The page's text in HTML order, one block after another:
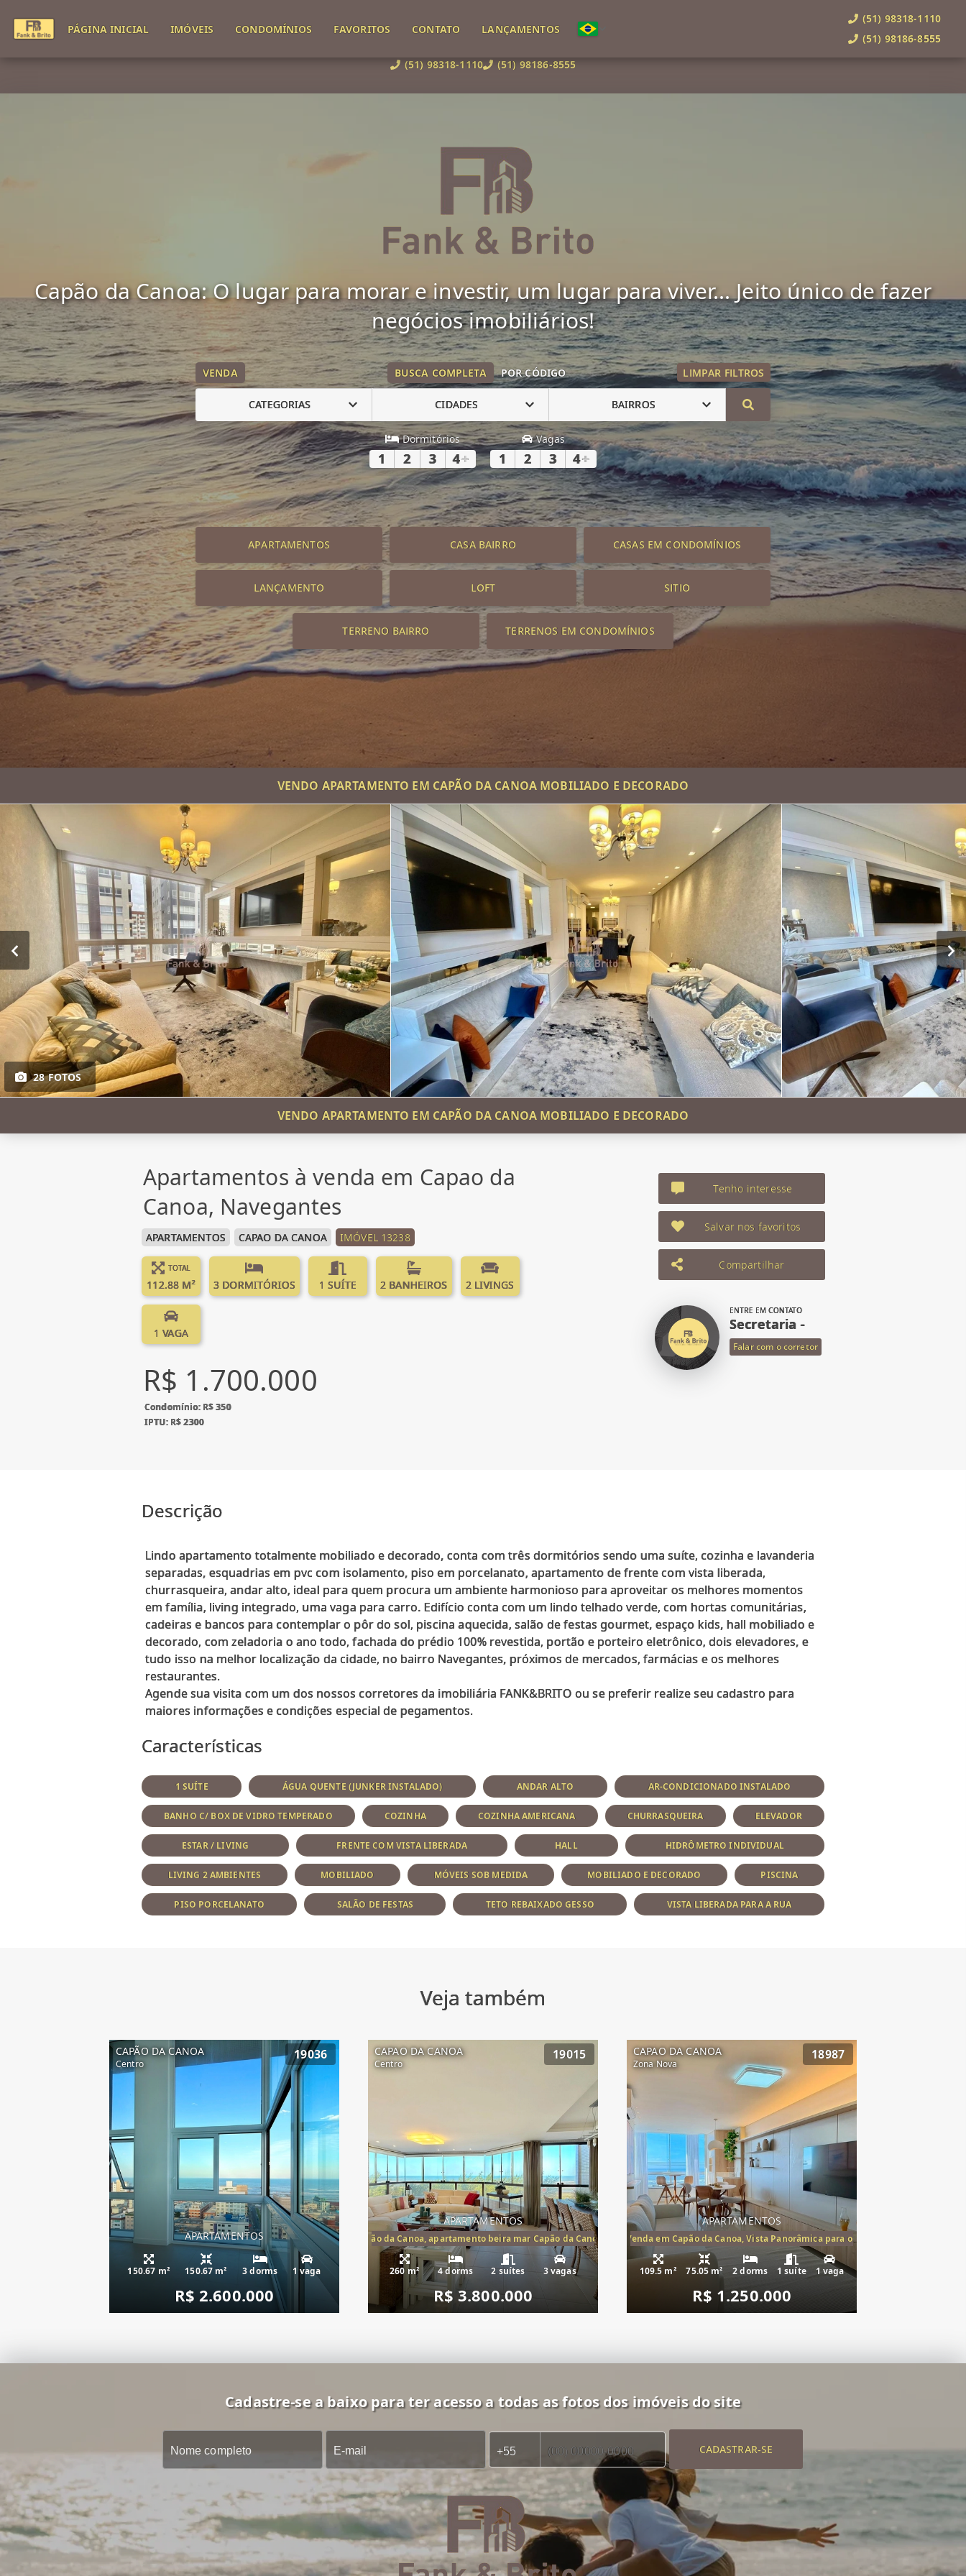
(51) 98318-1110 (51) 98186-8555
PÁGINA INICIAL IMÓVEIS CONDOMÍNIOS FAVORITOS CONTATO LANÇAMENTOS
(51) 98318-1110
(51) 98186-8555
Capão da Canoa: O lugar para morar e investir, um lugar para viver... Jeito único de fazer
negócios imobiliários!
VENDA BUSCA COMPLETA POR CÓDIGO LIMPAR FILTROS
CATEGORIAS CIDADES BAIRROS
Dormitórios
1 2 3 4+
Vagas
1 2 3 4+
APARTAMENTOS CASA BAIRRO CASAS EM CONDOMÍNIOS
LANÇAMENTO LOFT SITIO
TERRENO BAIRRO TERRENOS EM CONDOMÍNIOS
VENDO APARTAMENTO EM CAPÃO DA CANOA MOBILIADO E DECORADO
28 FOTOS
VENDO APARTAMENTO EM CAPÃO DA CANOA MOBILIADO E DECORADO
Apartamentos à venda em Capao da
Canoa, Navegantes
APARTAMENTOS CAPAO DA CANOA IMÓVEL 13238
TOTAL
112.88 M² 3 DORMITÓRIOS 1 SUÍTE 2 BANHEIROS 2 LIVINGS
1 VAGA
R$ 1.700.000
Condomínio: R$ 350
IPTU: R$ 2300
Tenho interesse
Salvar nos favoritos
Compartilhar
ENTRE EM CONTATO
Secretaria -
Falar com o corretor
Descrição
Lindo apartamento totalmente mobiliado e decorado, conta com três dormitórios sendo uma suíte, cozinha e lavanderia
separadas, esquadrias em pvc com isolamento, piso em porcelanato, apartamento de frente com vista liberada,
churrasqueira, andar alto, ideal para quem procura um ambiente harmonioso para aproveitar os melhores momentos
em família, living integrado, uma vaga para carro. Edifício conta com um lindo telhado verde, com hortas comunitárias,
cadeiras e bancos para contemplar o pôr do sol, piscina aquecida, salão de festas gourmet, espaço kids, hall mobiliado e
decorado, com zeladoria o ano todo, fachada do prédio 100% revestida, portão e porteiro eletrônico, dois elevadores, e
tudo isso na melhor localização da cidade, no bairro Navegantes, próximos de mercados, farmácias e os melhores
restaurantes.
Agende sua visita com um dos nossos corretores da imobiliária FANK&BRITO ou se preferir realize seu cadastro para
Características
1 SUÍTE ÁGUA QUENTE (JUNKER INSTALADO) ANDAR ALTO AR-CONDICIONADO INSTALADO
BANHO C/ BOX DE VIDRO TEMPERADO COZINHA COZINHA AMERICANA CHURRASQUEIRA ELEVADOR
ESTAR / LIVING FRENTE COM VISTA LIBERADA HALL HIDRÔMETRO INDIVIDUAL
LIVING 2 AMBIENTES MOBILIADO MÓVEIS SOB MEDIDA MOBILIADO E DECORADO PISCINA
PISO PORCELANATO SALÃO DE FESTAS TETO REBAIXADO GESSO VISTA LIBERADA PARA A RUA
Veja também
CAPÃO DA CANOA
Centro
19036
APARTAMENTOS
150.67 m² 150.67 m² 3 dorms 1 vaga
R$ 2.600.000
CAPAO DA CANOA
Centro
19015
APARTAMENTOS
apartamento frente mar Capão da Canoa, apartamento beira mar Capão da Canoa, apartamento à venda Cap
260 m² 4 dorms 2 suítes 3 vagas
R$ 3.800.000
CAPAO DA CANOA
Zona Nova
18987
APARTAMENTOS
Apartamento Beira-Mar à Venda em Capão da Canoa, Vista Panorâmica para o Mar, 2
109.5 m² 75.05 m² 2 dorms 1 suíte 1 vaga
R$ 1.250.000
Cadastre-se a baixo para ter acesso a todas as fotos dos imóveis do site
CADASTRAR-SE